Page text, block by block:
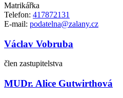
Matrikářka
Telefon: 417872131
E-mail: podatelna@zalany.cz
Václav Vobruba
člen zastupitelstva
MUDr. Alice Gutwirthová